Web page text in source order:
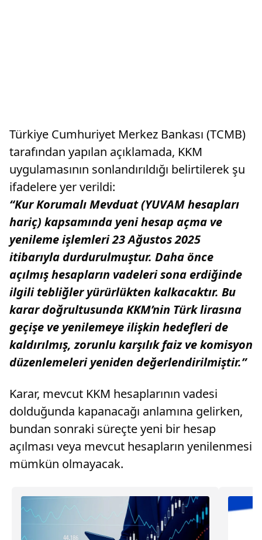
Türkiye Cumhuriyet Merkez Bankası (TCMB)
tarafından yapılan açıklamada, KKM
uygulamasının sonlandırıldığı belirtilerek şu
ifadelere yer verildi:
“Kur Korumalı Mevduat (YUVAM hesapları
hariç) kapsamında yeni hesap açma ve
yenileme işlemleri 23 Ağustos 2025
itibarıyla durdurulmuştur. Daha önce
açılmış hesapların vadeleri sona erdiğinde
ilgili tebliğler yürürlükten kalkacaktır. Bu
karar doğrultusunda KKM’nin Türk lirasına
geçişe ve yenilemeye ilişkin hedefleri de
kaldırılmış, zorunlu karşılık faiz ve komisyon
düzenlemeleri yeniden değerlendirilmiştir.”
Karar, mevcut KKM hesaplarının vadesi
dolduğunda kapanacağı anlamına gelirken,
bundan sonraki süreçte yeni bir hesap
açılması veya mevcut hesapların yenilenmesi
mümkün olmayacak.